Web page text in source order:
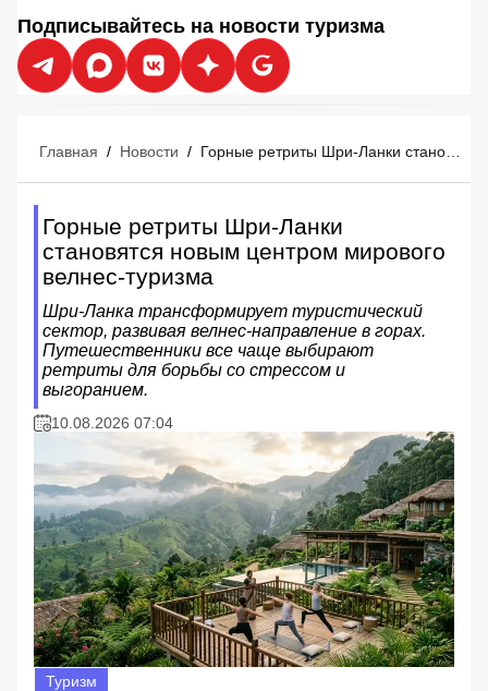
Подписывайтесь на новости туризма
Главная / Новости /
Горные ретриты Шри-Ланки
становятся новым центром мирового
велнес-туризма
Шри-Ланка трансформирует туристический
сектор, развивая велнес-направление в горах.
Путешественники все чаще выбирают
ретриты для борьбы со стрессом и
выгоранием.
10.08.2026 07:04
Туризм